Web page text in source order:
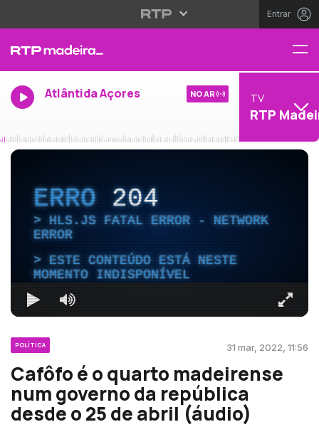
Entrar
Atlântida Açores NO AR TV
RTP
ERRO204
HLS.JS FATAL ERROR - NETWORK
ERROR
ESTE CONTEÚDO ESTÁ NESTE
MOMENTO INDISPONÍVEL
POLÍTICA 31 mar, 2022, 11:56
Cafôfo é o quarto madeirense
num governo da república
desde o 25 de abril (áudio)